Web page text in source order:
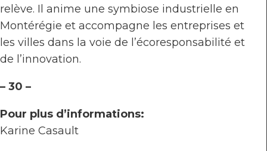
relève. Il anime une symbiose industrielle en
Montérégie et accompagne les entreprises et
les villes dans la voie de l’écoresponsabilité et
de l’innovation.
– 30 –
Pour plus d’informations:
Karine Casault